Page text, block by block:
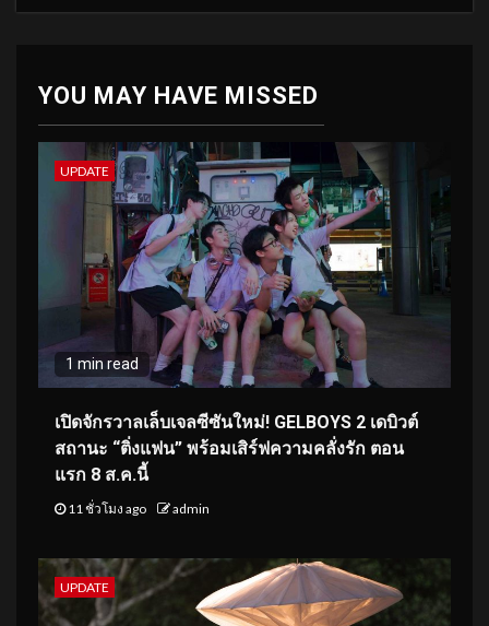
YOU MAY HAVE MISSED
UPDATE
1 min read
เปิดจักรวาลเล็บเจลซีซันใหม่! GELBOYS 2 เดบิวต์
สถานะ “ติ่งแฟน” พร้อมเสิร์ฟความคลั่งรัก ตอน
แรก 8 ส.ค.นี้
11 ชั่วโมง ago admin
UPDATE